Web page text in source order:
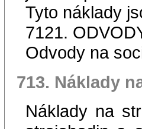
Tyto náklady
7121.
Odvody na
713. Náklady
Náklady na